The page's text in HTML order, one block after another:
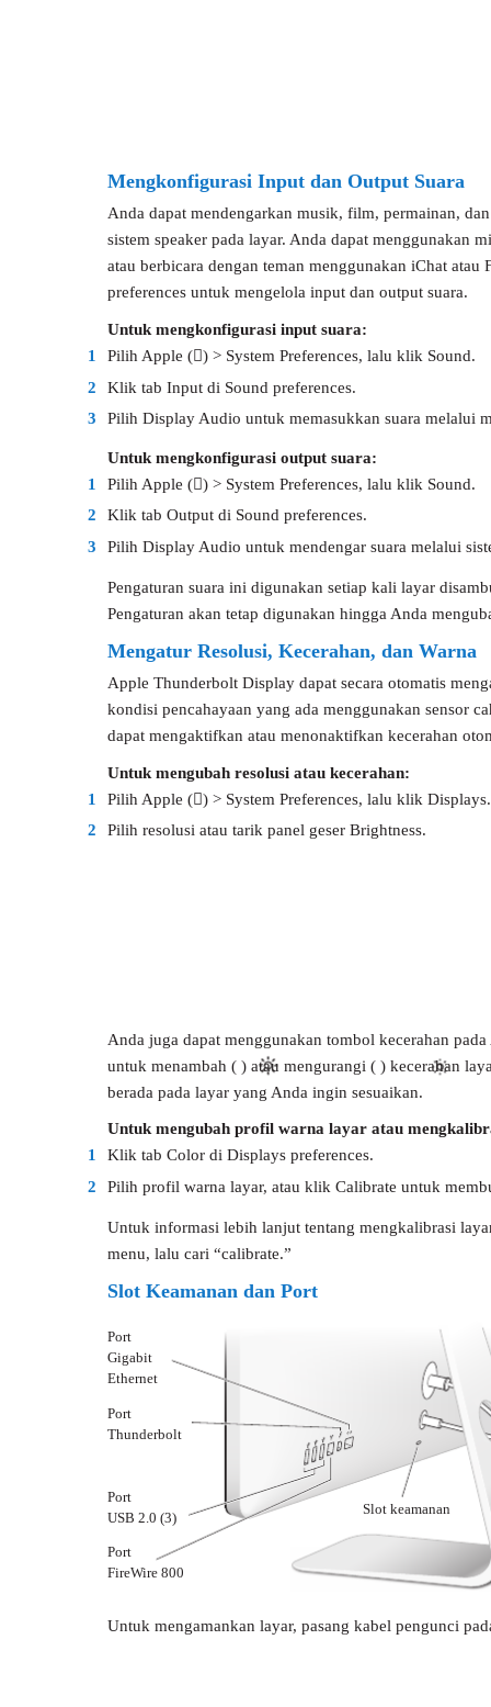
Mengkonfigurasi Input dan Output Suara
Anda dapat mendengarkan musik, film, permainan,
sistem speaker pada layar. Anda dapat menggunakan
atau berbicara dengan teman menggunakan iChat atau
preferences untuk mengelola input dan output suara.
Untuk mengkonfigurasi input suara:
1
Pilih Apple () > System Preferences, lalu klik Sound.
2
Klik tab Input di Sound preferences.
3
Pilih Display Audio untuk memasukkan suara melalui
Untuk mengkonfigurasi output suara:
1
Pilih Apple () > System Preferences, lalu klik Sound.
2
Klik tab Output di Sound preferences.
3
Pilih Display Audio untuk mendengar suara melalui
Pengaturan suara ini digunakan setiap kali layar
Pengaturan akan tetap digunakan hingga Anda
Mengatur Resolusi, Kecerahan, dan Warna
Apple Thunderbolt Display dapat secara otomatis
kondisi pencahayaan yang ada menggunakan sensor
dapat mengaktifkan atau menonaktifkan kecerahan
Untuk mengubah resolusi atau kecerahan:
1
Pilih Apple () > System Preferences, lalu klik Displays.
2
Pilih resolusi atau tarik panel geser Brightness.
Anda juga dapat menggunakan tombol kecerahan
untuk menambah ( ) atau mengurangi ( ) kecerahan
berada pada layar yang Anda ingin sesuaikan.
Untuk mengubah profil warna layar atau
1
Klik tab Color di Displays preferences.
2
Pilih profil warna layar, atau klik Calibrate untuk
Untuk informasi lebih lanjut tentang mengkalibrasi
menu, lalu cari “calibrate.”
Slot Keamanan dan Port
Slot keamanan
Port
USB 2.0 (3)
Port
Gigabit
Ethernet
Port
Thunderbolt
Port
FireWire 800
Untuk mengamankan layar, pasang kabel pengunci